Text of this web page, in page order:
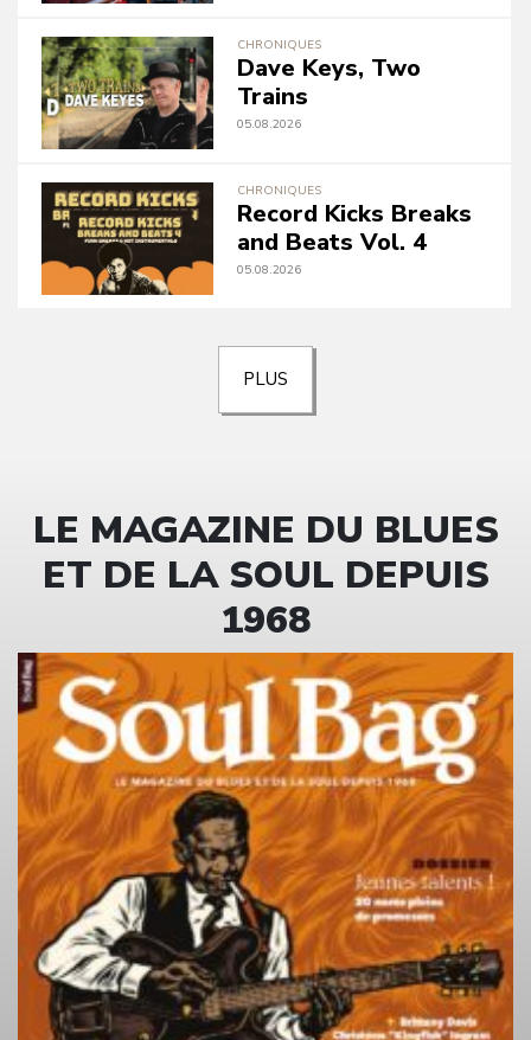
CHRONIQUES
Dave Keys, Two
Trains
05.08.2026
CHRONIQUES
Record Kicks Breaks
and Beats Vol. 4
05.08.2026
PLUS
LE MAGAZINE DU BLUES
ET DE LA SOUL DEPUIS
1968